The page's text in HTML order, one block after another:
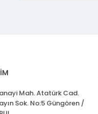
Mah. Atatürk Cad.
Sok. No:5 Güngören /